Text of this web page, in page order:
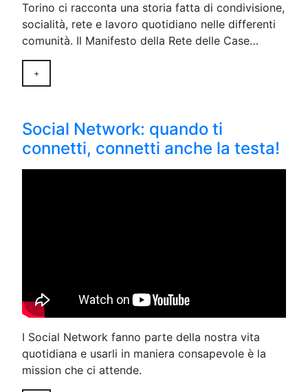
Torino ci racconta una storia fatta di condivisione,
socialità, rete e lavoro quotidiano nelle differenti
comunità. Il Manifesto della Rete delle Case…
+
Social Network: quando ti
connetti, connetti anche la testa!
I Social Network fanno parte della nostra vita
quotidiana e usarli in maniera consapevole è la
mission che ci attende.